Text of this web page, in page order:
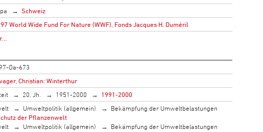
Schweiz
World Wide Fund For Nature (WWF), Fonds Jacques H. Duméril
Oa-673
Christian: Winterthur
20. Jh. 1951-2000
1991-2000
Umweltpolitik (allgemein)
Bekämpfung der Umweltbelastungen
der Pflanzenwelt
Umweltpolitik (allgemein)
Bekämpfung der Umweltbelastungen